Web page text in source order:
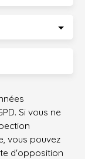
Si vous ne
vous pouvez
d'opposition